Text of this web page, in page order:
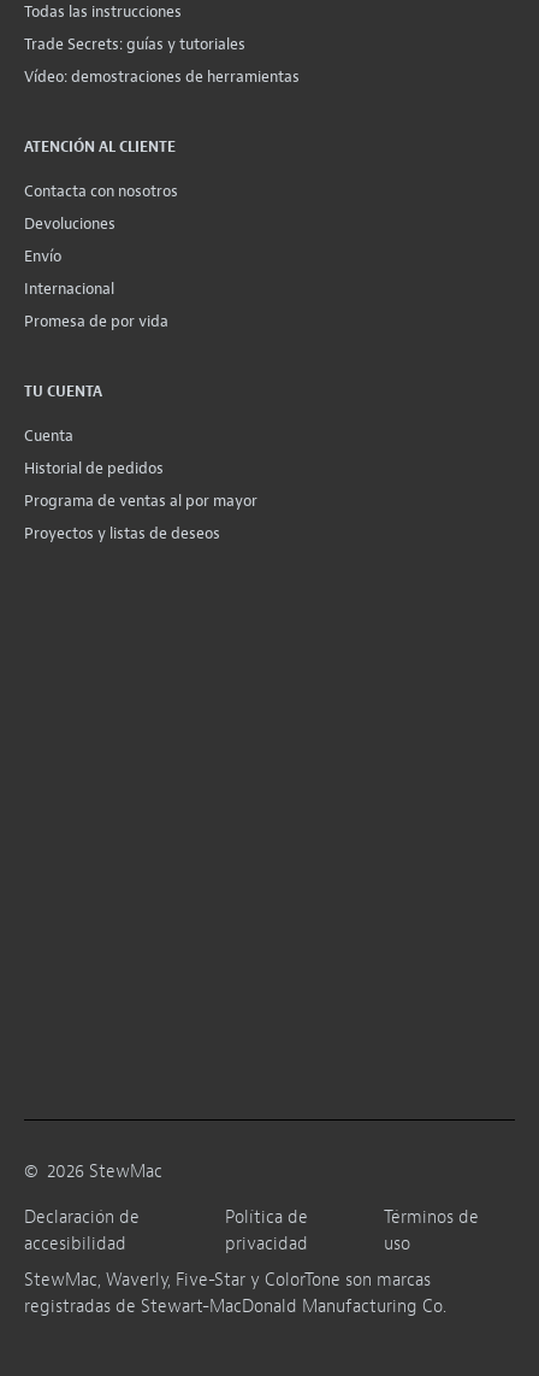
Todas las instrucciones
Trade Secrets: guías y tutoriales
Vídeo: demostraciones de herramientas
ATENCIÓN AL CLIENTE
Contacta con nosotros
Devoluciones
Envío
Internacional
Promesa de por vida
TU CUENTA
Cuenta
Historial de pedidos
Programa de ventas al por mayor
Proyectos y listas de deseos
© 2026 StewMac
Declaración de
accesibilidad
Política de
privacidad
Términos de
uso
StewMac, Waverly, Five-Star y ColorTone son marcas
registradas de Stewart-MacDonald Manufacturing Co.